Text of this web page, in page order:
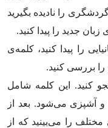
را نادیده بگیرید
جدید را پیدا کنید.
را پیدا کنید، کلمه‌ی
کنید. این کلمه شامل
آشپزی می‌شود. بعد از
را می‌بینید که از